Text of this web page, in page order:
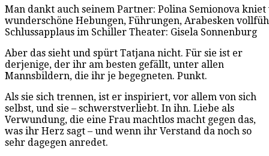
Man dankt auch seinem Partner: Polina Semionova
wunderschöne Hebungen, Führungen, Arabesken
Schlussapplaus im Schiller Theater: Gisela Sonnenburg
Aber das sieht und spürt Tatjana nicht. Für sie ist er
derjenige, der ihr am besten gefällt, unter allen
Mannsbildern, die ihr je begegneten. Punkt.
Als sie sich trennen, ist er inspiriert, vor allem von sich
selbst, und sie – schwerstverliebt. In ihn. Liebe als
Verwundung, die eine Frau machtlos macht gegen das,
was ihr Herz sagt – und wenn ihr Verstand da noch so
sehr dagegen anredet.